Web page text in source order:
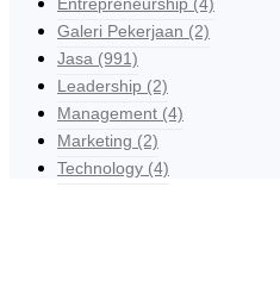
Entrepreneurship (4)
Galeri Pekerjaan (2)
Jasa (991)
Leadership (2)
Management (4)
Marketing (2)
Technology (4)